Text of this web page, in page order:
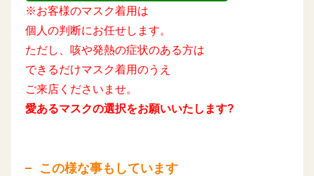
※お客様のマスク着用は
個人の判断にお任せします。
ただし、咳や発熱の症状のある方は
できるだけマスク着用のうえ
ご来店くださいませ。
愛あるマスクの選択をお願いいたします?
この様な事もしています